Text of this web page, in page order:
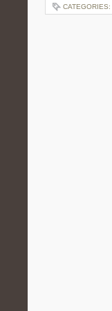
CATEGORIES: